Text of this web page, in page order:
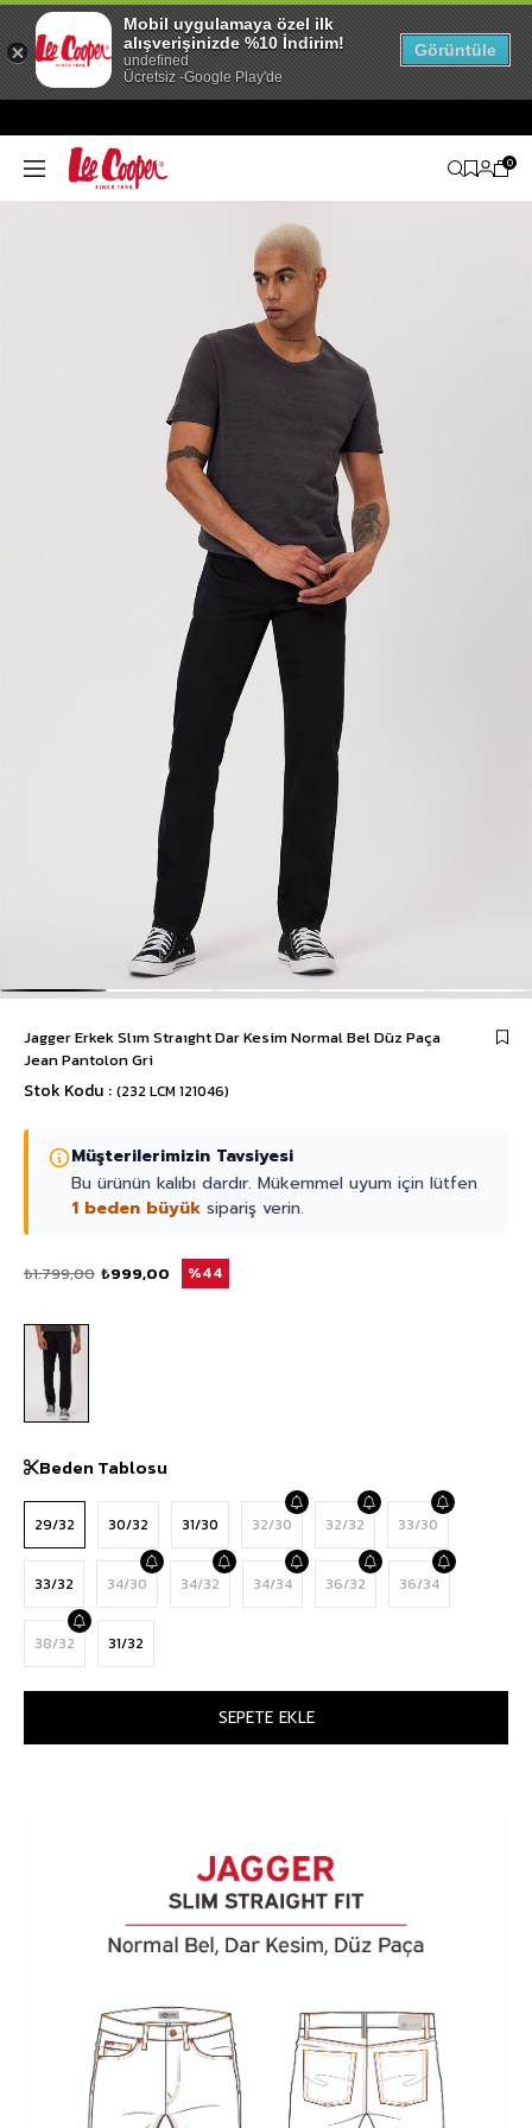
0
Jagger Erkek Slım Straıght Dar Kesim Normal Bel Düz Paça
Jean Pantolon Gri
Stok Kodu (232 LCM 121046)
Müşterilerimizin Tavsiyesi
Bu ürünün kalıbı dardır. Mükemmel uyum için lütfen
1 beden büyük sipariş verin.
₺1.799,00 ₺999,00 44
Beden Tablosu
29/32 30/32 31/30 32/30 32/32 33/30
33/32 34/30 34/32 34/34 36/32 36/34
38/32 31/32
Mobil uygulamaya özel ilk
alışverişinizde %10 İndirim!
undefined
Ücretsiz -Google Play'de
Görüntüle